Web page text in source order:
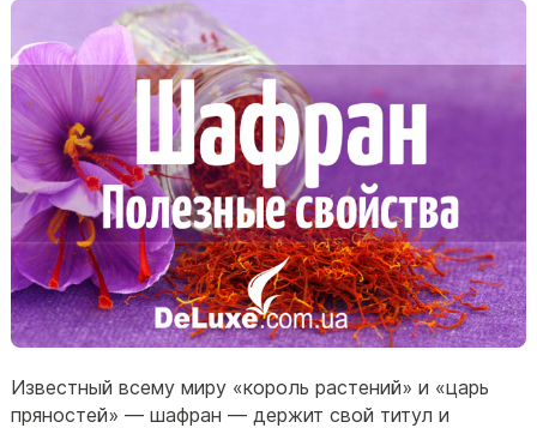
Известный всему миру «король растений» и «царь
пряностей» — шафран — держит свой титул и